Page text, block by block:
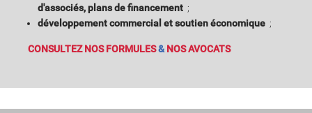
d'associés,plans de financement ;
développement commercial et soutien économique ;
CONSULTEZ NOS FORMULES& NOS AVOCATS